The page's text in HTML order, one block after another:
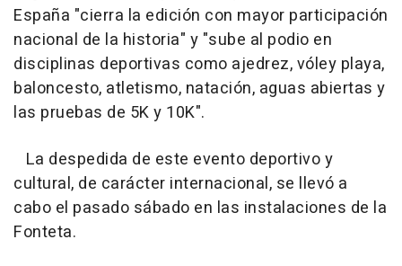
España "cierra la edición con mayor participación
nacional de la historia" y "sube al podio en
disciplinas deportivas como ajedrez, vóley playa,
baloncesto, atletismo, natación, aguas abiertas y
las pruebas de 5K y 10K".
La despedida de este evento deportivo y
cultural, de carácter internacional, se llevó a
cabo el pasado sábado en las instalaciones de la
Fonteta.